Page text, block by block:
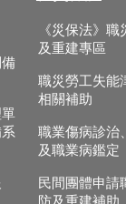
《災保法》職
及重建專區
職災勞工失能
相關補助
職業傷病診治
及職業病鑑定
民間團體申請